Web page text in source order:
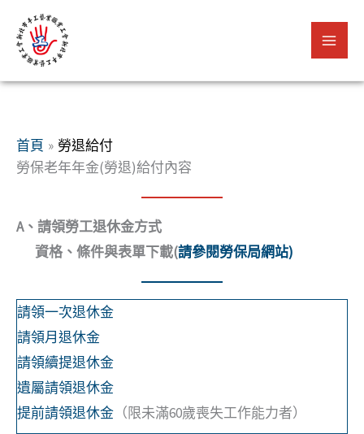
要
首頁
勞退給付
勞保老年年金(勞退)給付內容
A、請領勞工退休金方式
資格、條件與表單下載(請參閱勞保局網站)
請領一次退休金
請領月退休金
請領續提退休金
遺屬請領退休金
提前請領退休金 （限未滿60歲喪失工作能力者）